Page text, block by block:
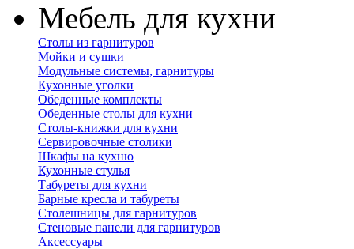
Мебель для кухни
Столы из гарнитуров
Мойки и сушки
Модульные системы, гарнитуры
Кухонные уголки
Обеденные комплекты
Обеденные столы для кухни
Столы-книжки для кухни
Сервировочные столики
Шкафы на кухню
Кухонные стулья
Табуреты для кухни
Барные кресла и табуреты
Столешницы для гарнитуров
Стеновые панели для гарнитуров
Аксессуары